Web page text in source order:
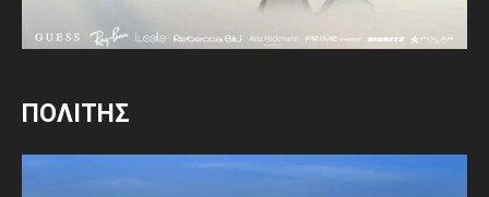
ΠΟΛΙΤΗΣ